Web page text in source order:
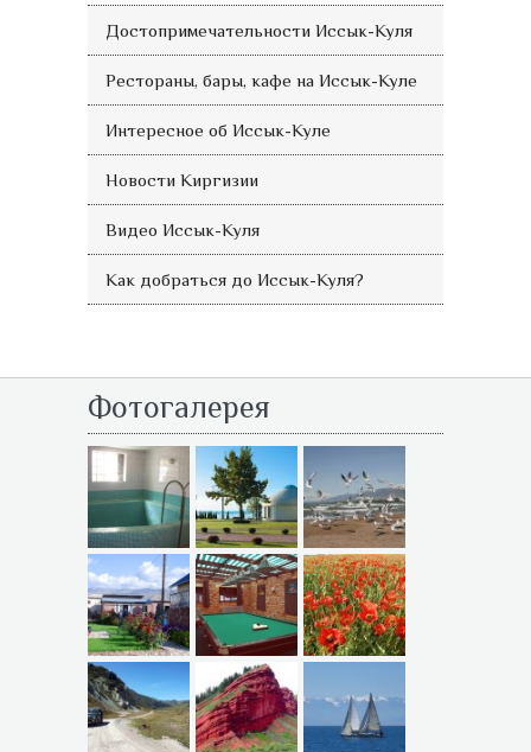
Достопримечательности Иссык-Куля
Рестораны, бары, кафе на Иссык-Куле
Интересное об Иссык-Куле
Новости Киргизии
Видео Иссык-Куля
Как добраться до Иссык-Куля?
Фотогалерея